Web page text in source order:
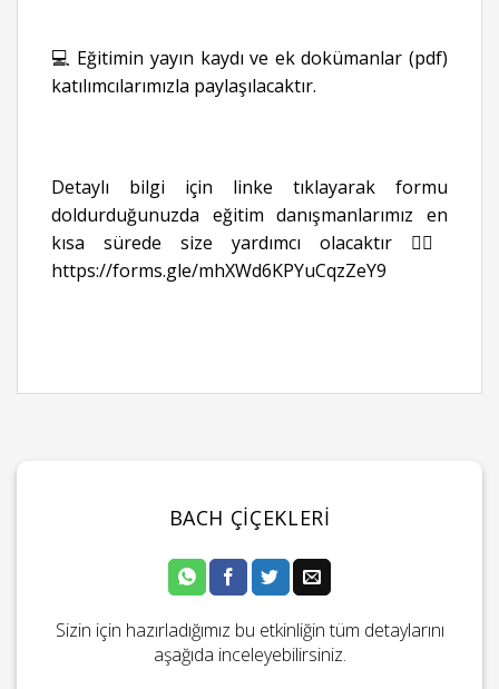
💻 Eğitimin yayın kaydı ve ek dokümanlar (pdf)
katılımcılarımızla paylaşılacaktır.
Detaylı bilgi için linke tıklayarak formu
doldurduğunuzda eğitim danışmanlarımız en
kısa sürede size yardımcı olacaktır 👉🏻
https://forms.gle/mhXWd6KPYuCqzZeY9
BACH ÇIÇEKLERI
Sizin için hazırladığımız bu etkinliğin tüm detaylarını
aşağıda inceleyebilirsiniz.